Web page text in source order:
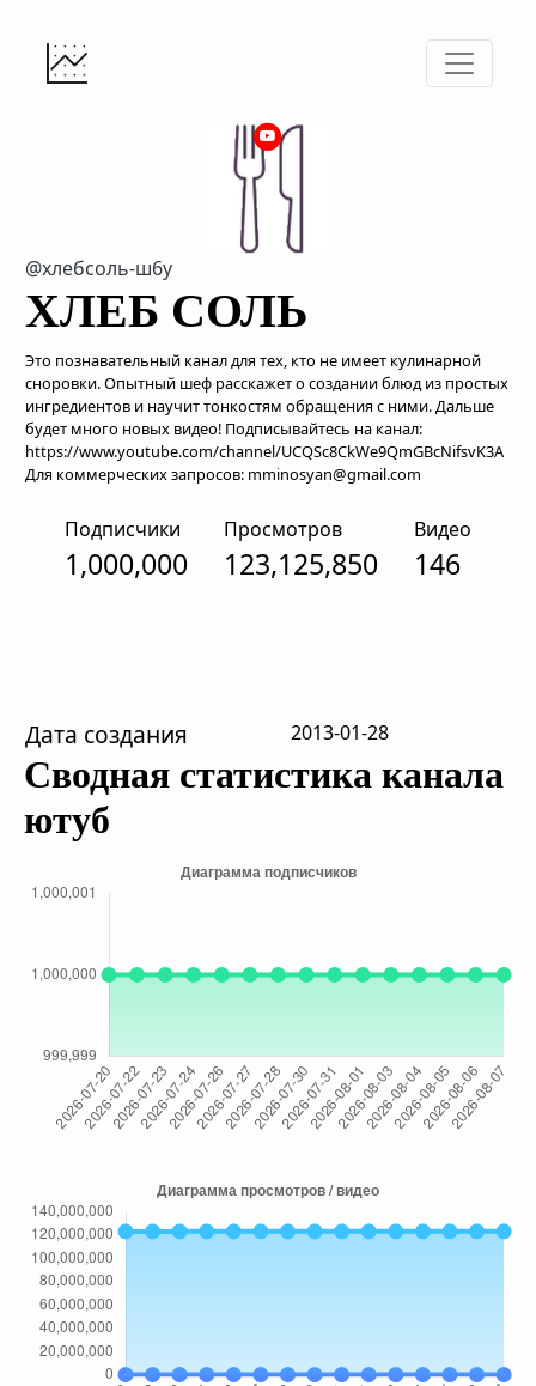
@хлебсоль-ш6у
ХЛЕБ СОЛЬ
Это познавательный канал для тех, кто не имеет кулинарной
сноровки. Опытный шеф расскажет о создании блюд из простых
ингредиентов и научит тонкостям обращения с ними. Дальше
будет много новых видео! Подписывайтесь на канал:
https://www.youtube.com/channel/UCQSc8CkWe9QmGBcNifsvK3A
Для коммерческих запросов: mminosyan@gmail.com
Подписчики
1,000,000
Просмотров
123,125,850
Видео
146
Дата создания 2013-01-28
Сводная статистика канала
ютуб